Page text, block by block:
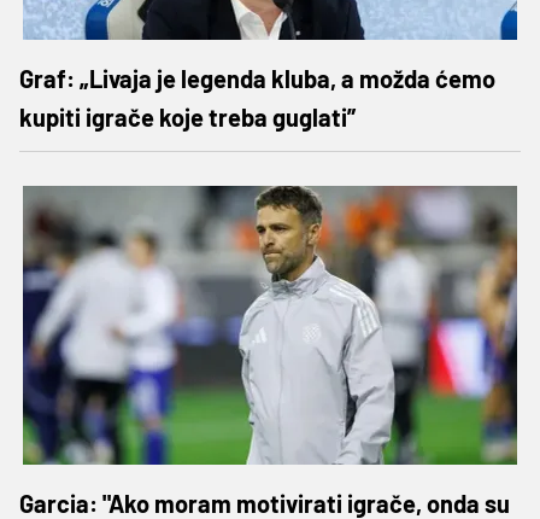
Graf: „Livaja je legenda kluba, a možda ćemo
kupiti igrače koje treba guglati”
Garcia: "Ako moram motivirati igrače, onda su